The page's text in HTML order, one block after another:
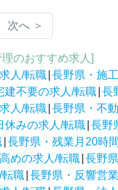
次へ ＞
のおすすめ求人]
人/転職 長野県・施
建不要の求人/転職 長
人/転職 長野県・不
休みの求人/転職 長野
長野県・残業月20時
めの求人/転職 長野
転職 長野県・反響営